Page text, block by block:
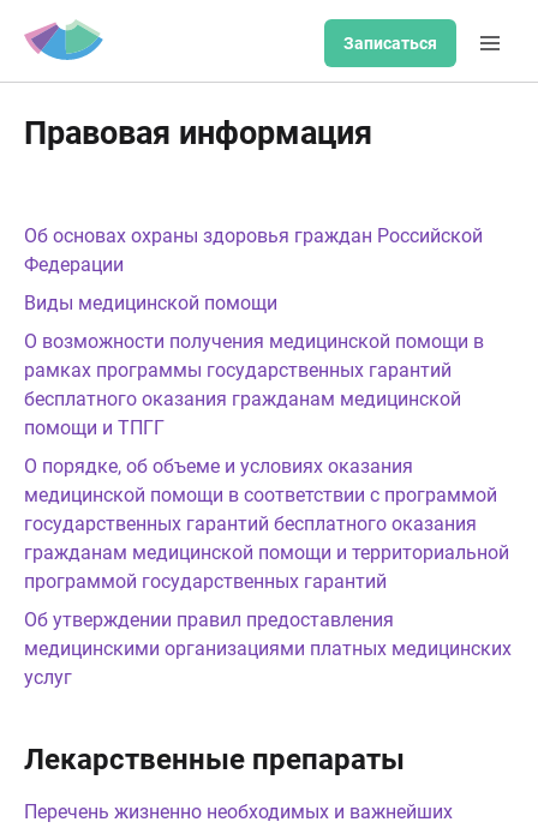
Записаться
Правовая информация
Об основах охраны здоровья граждан Российской
Федерации
Виды медицинской помощи
О возможности получения медицинской помощи в
рамках программы государственных гарантий
бесплатного оказания гражданам медицинской
помощи и ТПГГ
О порядке, об объеме и условиях оказания
медицинской помощи в соответствии с программой
государственных гарантий бесплатного оказания
гражданам медицинской помощи и территориальной
программой государственных гарантий
Об утверждении правил предоставления
медицинскими организациями платных медицинских
услуг
Лекарственные препараты
Перечень жизненно необходимых и важнейших